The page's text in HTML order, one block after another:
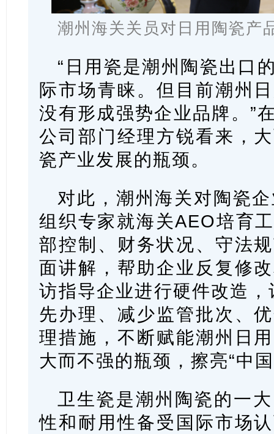
潮州海关关员对日用陶瓷产
“日用瓷是潮州陶瓷出口
际市场青睐。但目前潮州
没有形成强势企业品牌。”
公司部门经理方锐看来，
瓷产业发展的瓶颈。
对此，潮州海关对陶瓷
组织专家就海关AEO培育
部控制、财务状况、守法
面讲解，帮助企业反复修
访指导企业进行硬件改造
先办理、减少监管批次、
理措施，不断赋能潮州日
大而不强的瓶颈，擦亮“中
卫生瓷是潮州陶瓷的一
性和耐用性备受国际市场